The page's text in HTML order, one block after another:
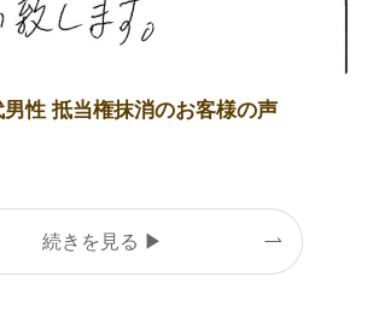
性 抵当権抹消のお客様の声
続きを見る ▶